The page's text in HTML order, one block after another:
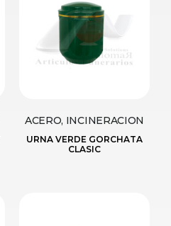
ACERO, INCINERACION
URNA VERDE GORCHATA
CLASIC